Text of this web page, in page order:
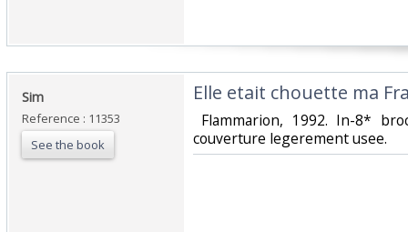
‎Sim‎
Reference : 11353
See the book
‎Elle etait chouette ma
Flammarion, 1992. In-8*
couverture legerement usee.‎